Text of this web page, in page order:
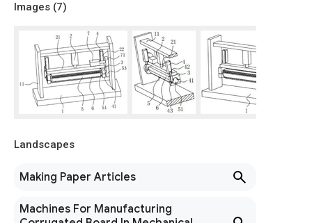
Images (7)
Landscapes
Making Paper Articles
Machines For Manufacturing